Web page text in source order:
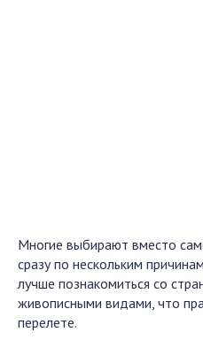
Многие выбирают вместо
сразу по нескольким
лучше познакомиться со
живописными видами, что
перелете.